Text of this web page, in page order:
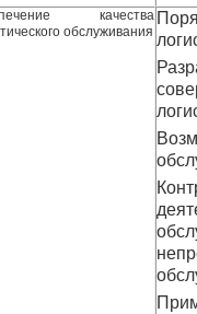
качества
обслуживания